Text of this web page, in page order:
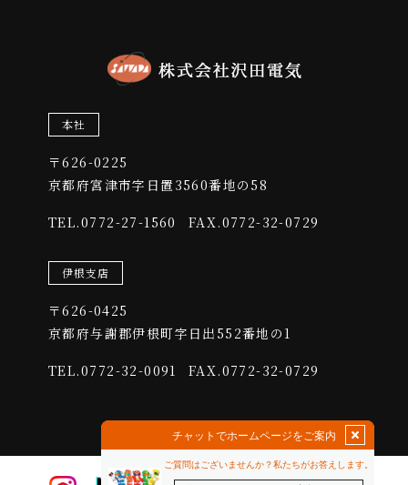
本社
〒626-0225
​​​​​​​京都府宮津市字日置3560番地の58
TEL.0772-27-1560 FAX.0772-32-0729
伊根支店
〒626-0425
​​​​​​​京都府与謝郡伊根町字日出552番地の1
TEL.0772-32-0091 FAX.0772-32-0729